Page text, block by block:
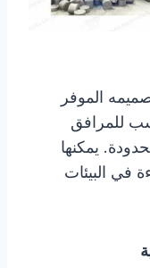
الموفر
للمرافق
يمكنها
في البيئات